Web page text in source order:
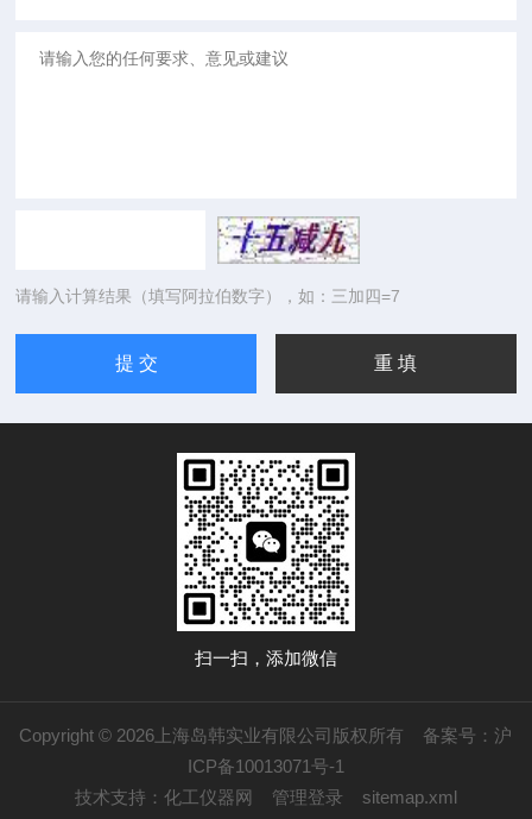
请输入计算结果（填写阿拉伯数字），如：三加四=7
扫一扫，添加微信
Copyright © 2026上海岛韩实业有限公司版权所有 备案号：沪
ICP备10013071号-1
技术支持： 化工仪器网 管理登录 sitemap.xml